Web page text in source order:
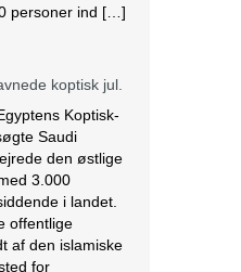
personer ind […]
koptisk jul.
Koptisk-
Saudi
den østlige
3.000
i landet.
offentlige
af den islamiske
for